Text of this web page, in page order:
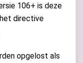
106+ is deze
directive
opgelost als